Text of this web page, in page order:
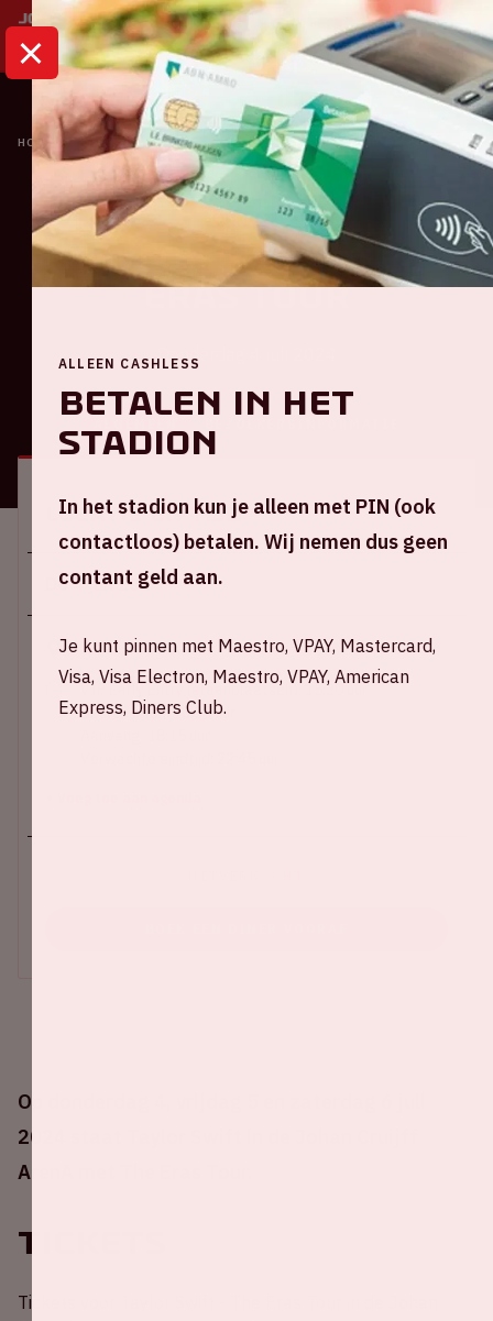
HOME KALENDER TAYLOR SWIFT: THE ERAS TOUR
Concert
Taylor Swift: The
Eras Tour
Donderdag 4 juli 2024
Op donderdag 4, vrijdag 5 en zaterdag 6 juli
2024 staat Taylor Swift in de Johan Cruijff
ArenA met The Eras Tour.
Tickets
Tickets voor Taylor Swift - The Eras Tour in de Johan
Locatie en tijd
Do 4 juli 2024
Johan Cruijff ArenA
VIP Early Entry (staanplaatsen): 15:30 uur
Deuren open: 16:30 uur
ALLEEN CASHLESS
Betalen in het
stadion
In het stadion kun je alleen met PIN (ook
contactloos) betalen. Wij nemen dus geen
contant geld aan.
Je kunt pinnen met Maestro, VPAY, Mastercard,
Visa, Visa Electron, Maestro, VPAY, American
Express, Diners Club.